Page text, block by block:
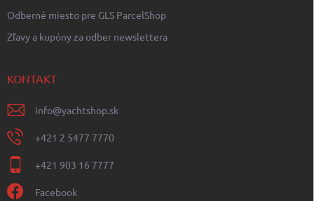
Odberné miesto pre GLS ParcelShop
Zľavy a kupóny za odber newslettera
KONTAKT
info@yachtshop.sk
+421 2 5477 7770
+421 903 16 7777
Facebook